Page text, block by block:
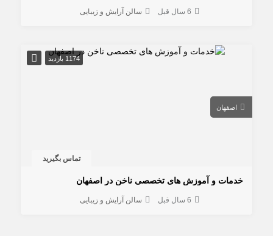
6 سال قبل سالن آرایش و زیبایی
1174 بازدید
اصفهان
تماس بگیرید
خدمات و آموزش های تخصصی ناخن در اصفهان
6 سال قبل سالن آرایش و زیبایی